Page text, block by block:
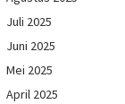
Juli 2025
Juni 2025
Mei 2025
April 2025